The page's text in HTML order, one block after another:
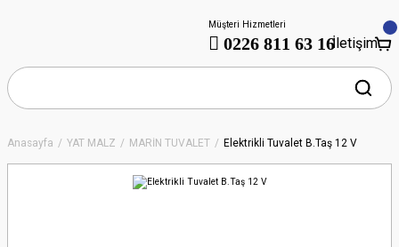
Müşteri Hizmetleri
0226 811 63 16İletişim
Anasayfa YAT MALZ MARİN TUVALET Elektrikli Tuvalet B.Taş 12 V